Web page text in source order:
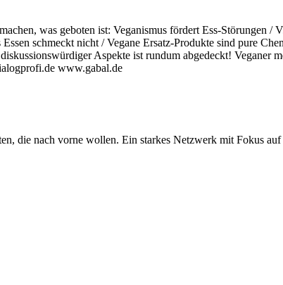
was geboten ist: Veganismus fördert Ess-Störungen
schmeckt nicht / Vegane Ersatz-Produkte sind pure
Aspekte ist rundum abgedeckt! Veganer
www.gabal.de
die nach vorne wollen. Ein starkes Netzwerk mit Fokus